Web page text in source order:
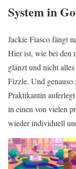
System in
Jackie Fiasco fängt
Hier ist, wie bei den
glänzt und nicht
Fizzle. Und
Praktikantin
in einen von vielen
wieder individuell